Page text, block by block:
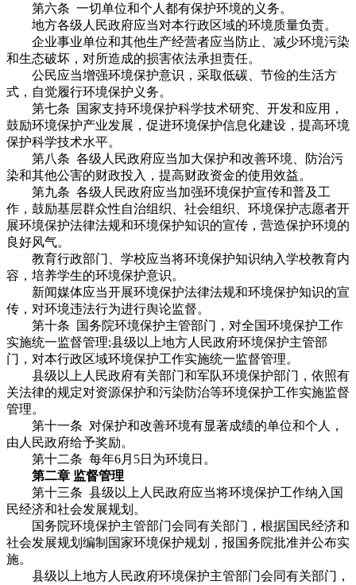
第六条 一切单位和个人都有保护环境的义务。
地方各级人民政府应当对本行政区域的环境质量负责。
企业事业单位和其他生产经营者应当防止、减少环境污染
和生态破坏，对所造成的损害依法承担责任。
公民应当增强环境保护意识，采取低碳、节俭的生活方
式，自觉履行环境保护义务。
第七条 国家支持环境保护科学技术研究、开发和应用，
鼓励环境保护产业发展，促进环境保护信息化建设，提高环境
保护科学技术水平。
第八条 各级人民政府应当加大保护和改善环境、防治污
染和其他公害的财政投入，提高财政资金的使用效益。
第九条 各级人民政府应当加强环境保护宣传和普及工
作，鼓励基层群众性自治组织、社会组织、环境保护志愿者开
展环境保护法律法规和环境保护知识的宣传，营造保护环境的
良好风气。
教育行政部门、学校应当将环境保护知识纳入学校教育内
容，培养学生的环境保护意识。
新闻媒体应当开展环境保护法律法规和环境保护知识的宣
传，对环境违法行为进行舆论监督。
第十条 国务院环境保护主管部门，对全国环境保护工作
实施统一监督管理;县级以上地方人民政府环境保护主管部
门，对本行政区域环境保护工作实施统一监督管理。
县级以上人民政府有关部门和军队环境保护部门，依照有
关法律的规定对资源保护和污染防治等环境保护工作实施监督
管理。
第十一条 对保护和改善环境有显著成绩的单位和个人，
由人民政府给予奖励。
第十二条 每年6月5日为环境日。
第二章 监督管理
第十三条 县级以上人民政府应当将环境保护工作纳入国
民经济和社会发展规划。
国务院环境保护主管部门会同有关部门，根据国民经济和
社会发展规划编制国家环境保护规划，报国务院批准并公布实
施。
县级以上地方人民政府环境保护主管部门会同有关部门，